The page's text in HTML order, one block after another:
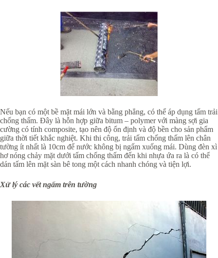
Nếu bạn có một bề mặt mái lớn và bằng phẳng, có thể áp dụng tấm trải
chống thấm. Đây là hỗn hợp giữa bitum – polymer với màng sợi gia
cường có tính composite, tạo nên độ ổn định và độ bền cho sản phẩm
giữa thời tiết khắc nghiệt. Khi thi công, trải tấm chống thấm lên chân
tường ít nhất là 10cm để nước không bị ngấm xuống mái. Dùng đèn xì
hơ nóng chảy mặt dưới tấm chống thấm đến khi nhựa ứa ra là có thể
dán tấm lên mặt sàn bê tong một cách nhanh chóng và tiện lợi.
Xử lý các vết ngấm trên tường